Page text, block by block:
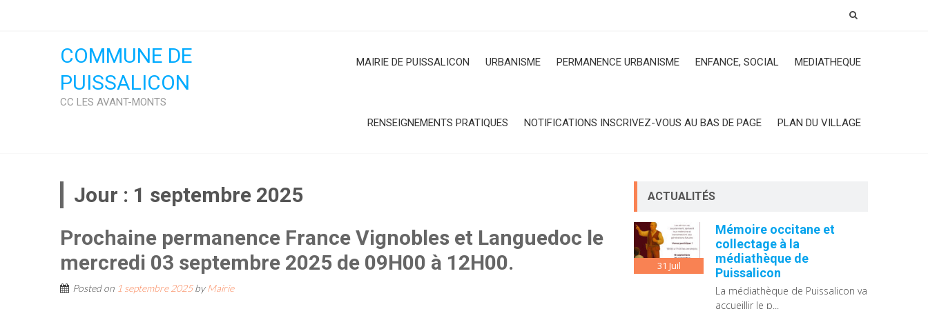
COMMUNE DE
PUISSALICON
CC LES AVANT-MONTS
MAIRIE DE PUISSALICON URBANISME PERMANENCE URBANISME ENFANCE, SOCIAL MEDIATHEQUE
RENSEIGNEMENTS PRATIQUES NOTIFICATIONS INSCRIVEZ-VOUS AU BAS DE PAGE PLAN DU VILLAGE
Jour : 1 septembre 2025
Prochaine permanence France Vignobles et Languedoc le
mercredi 03 septembre 2025 de 09H00 à 12H00.
Posted on 1 septembre 2025byMairie
ACTUALITÉS
31 Juil
Mémoire occitane et
collectage à la
médiathèque de
Puissalicon
La médiathèque de Puissalicon va
accueillir le p...